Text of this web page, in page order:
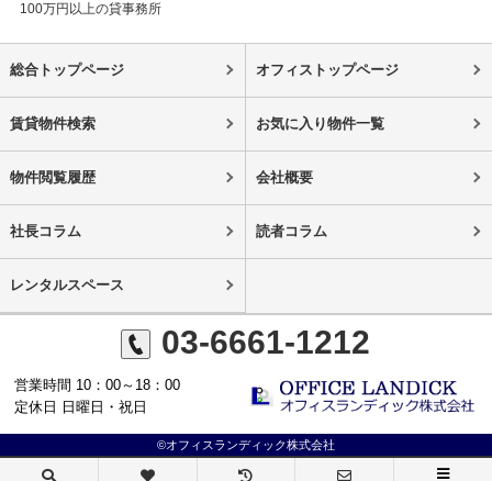
100万円以上の貸事務所
総合トップページ オフィストップページ
賃貸物件検索 お気に入り物件一覧
物件閲覧履歴 会社概要
社長コラム 読者コラム
レンタルスペース
03-6661-1212
営業時間 10：00～18：00
定休日 日曜日・祝日
©オフィスランディック株式会社